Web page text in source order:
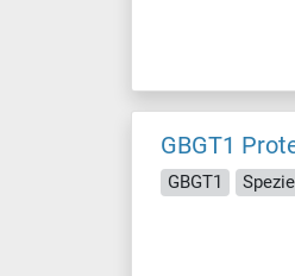
GBGT1
GBGT1